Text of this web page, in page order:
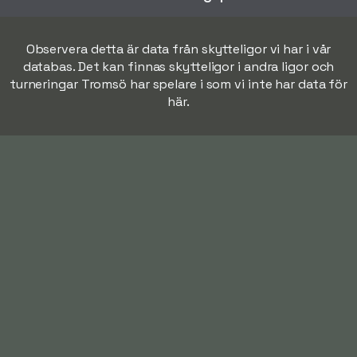
Observera detta är data från skytteligor vi har i vår
databas. Det kan finnas skytteligor i andra ligor och
turneringar Tromsö har spelare i som vi inte har data för
här.